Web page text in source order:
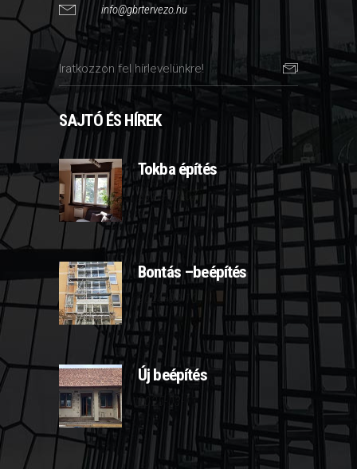
info@gbrtervezo.hu
SAJTÓ ÉS HÍREK
Tokba építés
2025-03-07
Bontás –beépítés
2025-03-10
Új beépítés
2025-03-11